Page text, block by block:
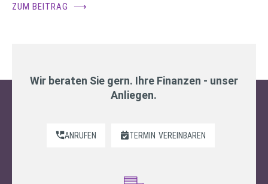
ZUM BEITRAG ⟶
Wir beraten Sie gern. Ihre Finanzen - unser
Anliegen.
ANRUFEN TERMIN VEREINBAREN